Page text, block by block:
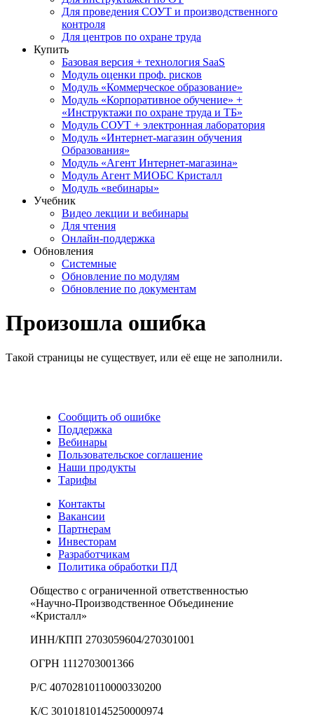
Для проведения СОУТ и производственного
контроля
Для центров по охране труда
Купить
Базовая версия + технология SaaS
Модуль оценки проф. рисков
Модуль «Коммерческое образование»
Модуль «Корпоративное обучение» +
«Инструктажи по охране труда и ТБ»
Модуль СОУТ + электронная лаборатория
Модуль «Интернет-магазин обучения
Образования»
Модуль «Агент Интернет-магазина»
Модуль Агент МИОБС Кристалл
Модуль «вебинары»
Учебник
Видео лекции и вебинары
Для чтения
Онлайн-поддержка
Обновления
Системные
Обновление по модулям
Обновление по документам
Произошла ошибка
Такой страницы не существует, или её еще не заполнили.
Сообщить об ошибке
Поддержка
Вебинары
Пользовательское соглашение
Наши продукты
Тарифы
Контакты
Вакансии
Партнерам
Инвесторам
Разработчикам
Политика обработки ПД
Общество с ограниченной ответственностью
«Научно-Производственное Объединение
«Кристалл»
ИНН/КПП 2703059604/270301001
ОГРН 1112703001366
Р/С 40702810110000330200
К/С 30101810145250000974